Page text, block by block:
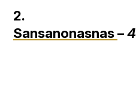
2.
Sansanonasnas–4